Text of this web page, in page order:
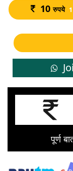
10 रुपये
पूर्ण